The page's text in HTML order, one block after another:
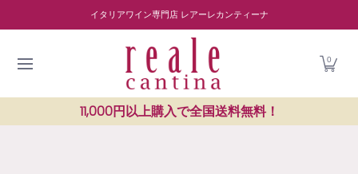
Skip to Main Content ワイナリー紹介 読み物 レストラン紹介
イタリアワイン専門店 レアーレカンティーナ
0
11,000円以上購入で全国送料無料！